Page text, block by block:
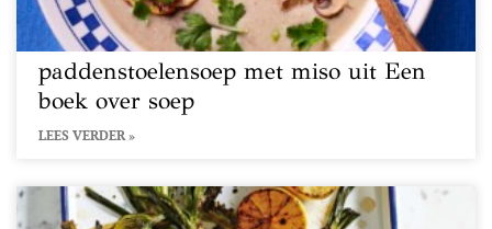
paddenstoelensoep met miso uit Een
boek over soep
LEES VERDER »